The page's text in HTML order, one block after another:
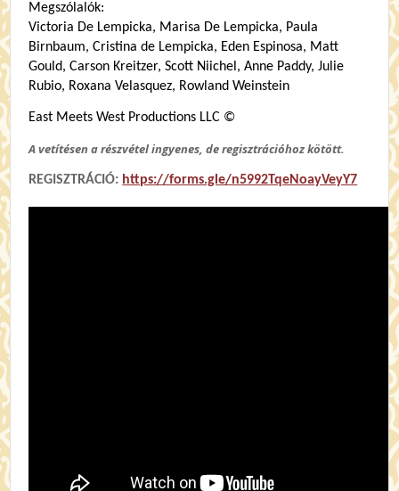
Megszólalók:
Victoria De Lempicka, Marisa De Lempicka, Paula
Birnbaum, Cristina de Lempicka, Eden Espinosa, Matt
Gould, Carson Kreitzer, Scott Niichel, Anne Paddy, Julie
Rubio, Roxana Velasquez, Rowland Weinstein
East Meets West Productions LLC ©
A vetítésen a részvétel ingyenes, de regisztrációhoz kötött.
REGISZTRÁCIÓ: https://forms.gle/n5992TqeNoayVeyY7